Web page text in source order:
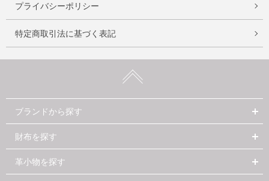
プライバシーポリシー
特定商取引法に基づく表記
ブランドから探す
財布を探す
革小物を探す